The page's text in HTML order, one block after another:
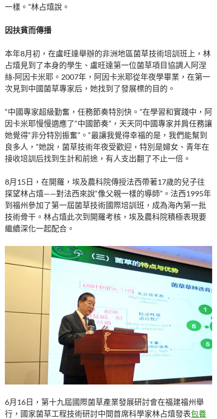
一樣。”林占熺說。
因扶貧而傳播
本年8月初，在盧旺達舉辦的非洲地區菌草技術培訓班上，林
占熺見到了本身的學生、盧旺達第一位菌草項目協調人阿涅
絲·阿因卡米耶。2007年，阿因卡米耶從年夜學畢業，在第一
次見到中國菌草專家后，她找到了發展標的目的。
“中國專家超級勤奮，任務節奏特別快。”在學習和實踐中，阿
因卡米耶慢慢適應了“中國節奏”，天天同中國專家并肩任務讓
她覺得“非分特別振奮”。“最讓我覺得幸福的是，我們能幫到
良多人，”她說，菌草技術年夜受歡迎，特別是婦女、青年在
接收培訓后找到生計和前途，有人支出翻了不止一倍。
8月15日，在開羅，埃及農科院傳授法西帶著17歲的兒子往
探望林占熺——對法西來說“像父親一樣的導師”。法西1995年
到福州參加了第一屆菌草技術國際培訓班，成為海內第一批
技術骨干。林占熺此次到開羅考核，埃及農科院積極表現要
繼續深化一起配合。
6月16日，第十九屆國際菌草產業發展研討會在福建福州舉
行，國家菌草工程技術研討中間首席科學家林占熺發表包養